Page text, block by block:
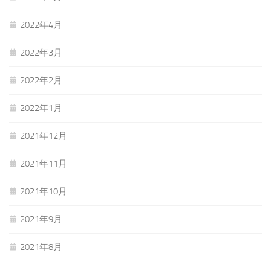
2022年4月
2022年3月
2022年2月
2022年1月
2021年12月
2021年11月
2021年10月
2021年9月
2021年8月